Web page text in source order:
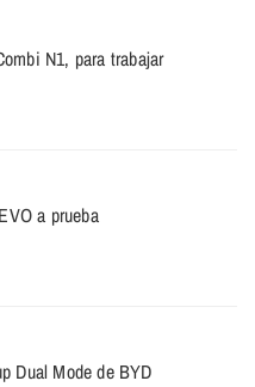
N1, para trabajar
a prueba
Dual Mode de BYD